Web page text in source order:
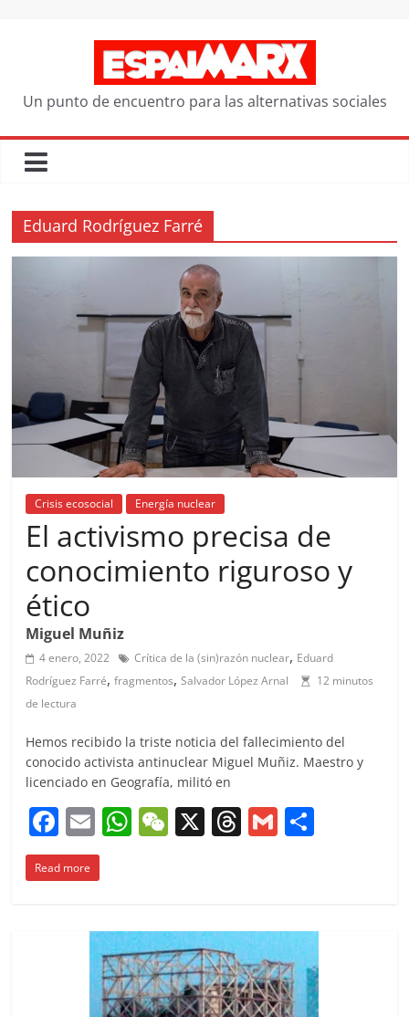
Un punto de encuentro para las alternativas sociales
Eduard Rodríguez Farré
Crisis ecosocial Energía nuclear
El activismo precisa de
conocimiento riguroso y
ético
Miguel Muñiz
4 enero, 2022 Crítica de la (sin)razón nuclear, Eduard
Rodríguez Farré,fragmentos,Salvador López Arnal
12 minutos
de lectura
Hemos recibido la triste noticia del fallecimiento del
conocido activista antinuclear Miguel Muñiz. Maestro y
licenciado en Geografía, militó en
F
a
c
E
m
ai
W
h
A
p
p
W
e
at
X T
h
d
s
G
m
ar
tir
Read more